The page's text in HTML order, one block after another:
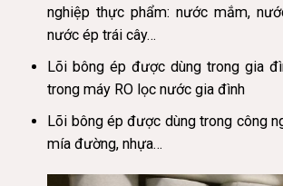
nghiệp thực phẩm: nước mắm,
nước ép trái cây…
Lõi bông ép được dùng trong gia
trong máy RO lọc nước gia đình
Lõi bông ép được dùng trong công
mía đường, nhựa…